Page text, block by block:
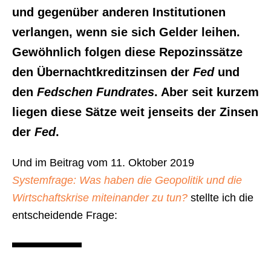
und gegenüber anderen Institutionen
verlangen, wenn sie sich Gelder leihen.
Gewöhnlich folgen diese Repozinssätze
den Übernachtkreditzinsen der Fedund
den Fedschen Fundrates. Aber seit kurzem
liegen diese Sätze weit jenseits der Zinsen
der Fed.
Und im Beitrag vom 11. Oktober 2019
Systemfrage: Was haben die Geopolitik und die
Wirtschaftskrise miteinander zu tun? stellte ich die
entscheidende Frage: